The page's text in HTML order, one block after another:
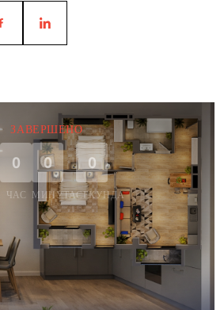
ЗАВЕРШЕНО
0
ЧАС
0
МИНУТА
0
СЕКУНДА